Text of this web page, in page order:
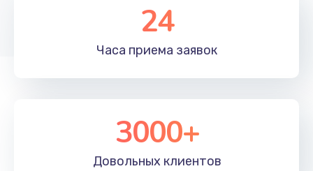
24
Часа приема заявок
3000+
Довольных клиентов